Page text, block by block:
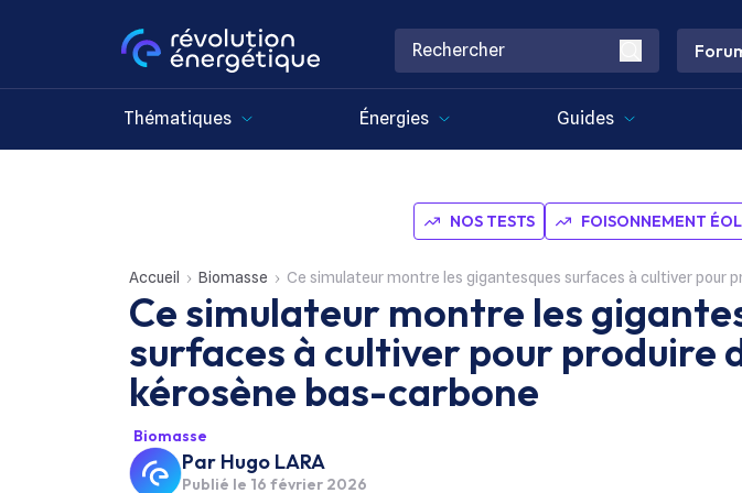
Thématiques Énergies Guides
NOS TESTS FOISONNEMENT
Accueil Biomasse Ce simulateur montre les gigantesques surfaces à cultiver pour
Ce simulateur montre les
surfaces à cultiver pour produire
kérosène bas-carbone
Biomasse
Par Hugo LARA
Publié le 16 février 2026